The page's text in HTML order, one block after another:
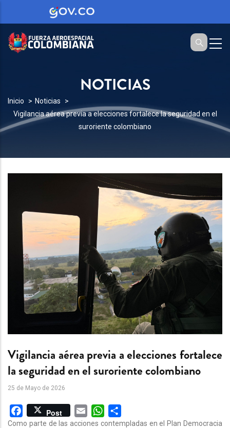
NOTICIAS
SOBRESCRIBIR
ENLACES
DE
A
Inicio
Noticias
Vigilancia aérea previa a elecciones fortalece la seguridad en el
suroriente colombiano
Vigilancia aérea previa a elecciones fortalece
la seguridad en el suroriente colombiano
25 de Mayo de 2026
Facebook
Post Email WhatsApp
Como parte de las acciones contempladas en el Plan Democracia